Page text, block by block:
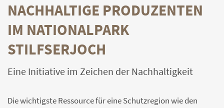
NACHHALTIGE PRODUZENTEN
IM NATIONALPARK
STILFSERJOCH
Eine Initiative im Zeichen der Nachhaltigkeit
Die wichtigste Ressource für eine Schutzregion wie den